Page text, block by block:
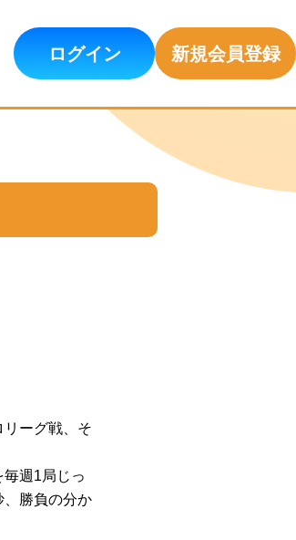
ログイン 新規会員登録
ーグ戦、そ
週1局じっ
、勝負の分か